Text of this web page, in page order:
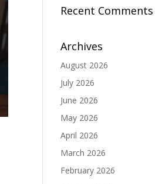
Recent Comments
Archives
August 2026
July 2026
June 2026
May 2026
April 2026
March 2026
February 2026